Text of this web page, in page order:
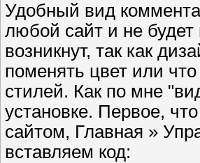
Удобный вид
любой сайт и не будет
возникнут, так как
поменять цвет или
стилей. Как по мне
установке. Первое,
сайтом, Главная »
вставляем код: